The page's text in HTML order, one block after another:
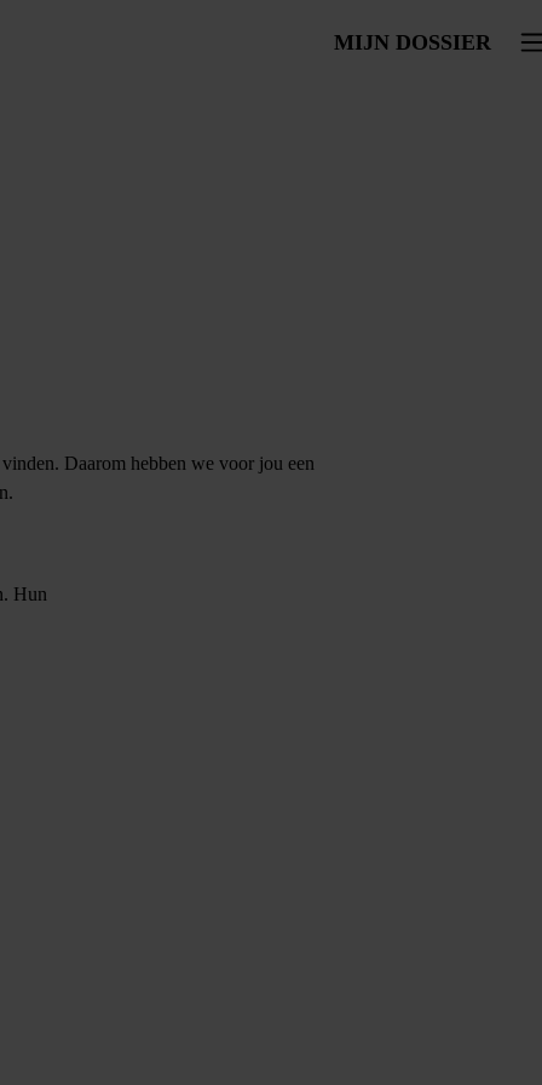
MIJN DOSSIER
Daarom hebben we voor jou een
Hun